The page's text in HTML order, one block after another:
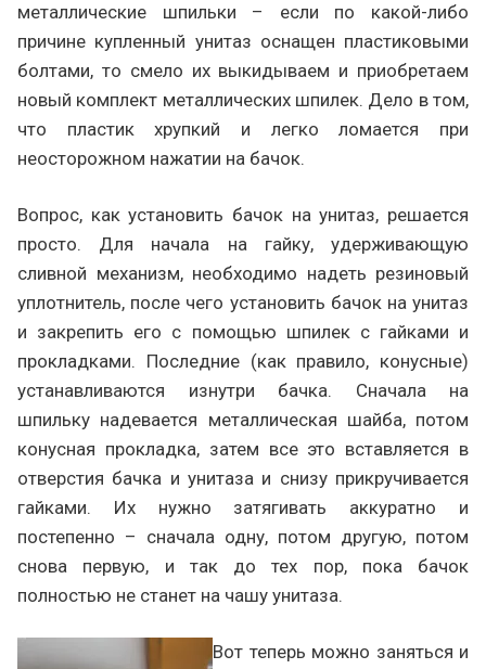
металлические шпильки – если по какой-либо
причине купленный унитаз оснащен пластиковыми
болтами, то смело их выкидываем и приобретаем
новый комплект металлических шпилек. Дело в том,
что пластик хрупкий и легко ломается при
неосторожном нажатии на бачок.
Вопрос, как установить бачок на унитаз, решается
просто. Для начала на гайку, удерживающую
сливной механизм, необходимо надеть резиновый
уплотнитель, после чего установить бачок на унитаз
и закрепить его с помощью шпилек с гайками и
прокладками. Последние (как правило, конусные)
устанавливаются изнутри бачка. Сначала на
шпильку надевается металлическая шайба, потом
конусная прокладка, затем все это вставляется в
отверстия бачка и унитаза и снизу прикручивается
гайками. Их нужно затягивать аккуратно и
постепенно – сначала одну, потом другую, потом
снова первую, и так до тех пор, пока бачок
полностью не станет на чашу унитаза.
Вот теперь можно заняться и